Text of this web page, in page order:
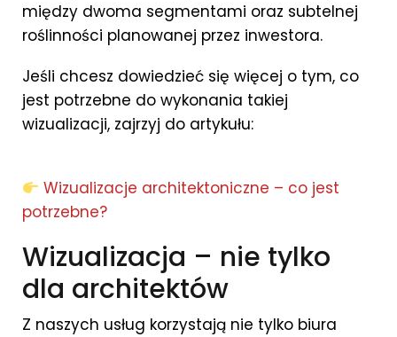
między dwoma segmentami oraz subtelnej
roślinności planowanej przez inwestora.
Jeśli chcesz dowiedzieć się więcej o tym, co
jest potrzebne do wykonania takiej
wizualizacji, zajrzyj do artykułu:
Wizualizacje architektoniczne – co jest
potrzebne?
Wizualizacja – nie tylko
dla architektów
Z naszych usług korzystają nie tylko biura